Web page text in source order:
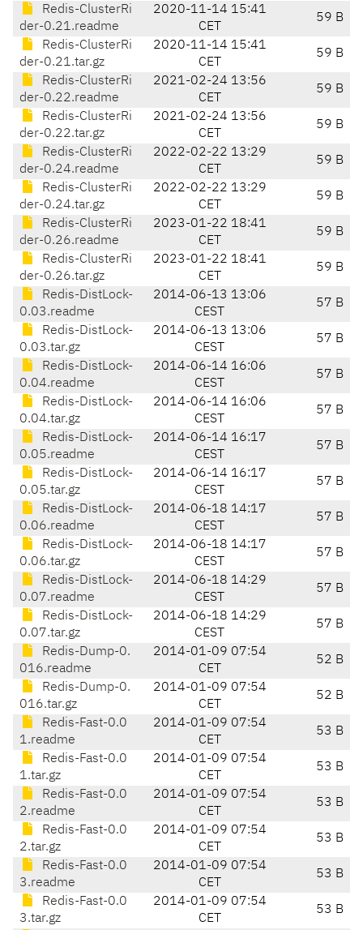
Redis-ClusterRi
der-0.21.readme
2020-11-14 15:41
CET
59 B
Redis-ClusterRi
der-0.21.tar.gz
2020-11-14 15:41
CET
59 B
Redis-ClusterRi
der-0.22.readme
2021-02-24 13:56
CET
59 B
Redis-ClusterRi
der-0.22.tar.gz
2021-02-24 13:56
CET
59 B
Redis-ClusterRi
der-0.24.readme
2022-02-22 13:29
CET
59 B
Redis-ClusterRi
der-0.24.tar.gz
2022-02-22 13:29
CET
59 B
Redis-ClusterRi
der-0.26.readme
2023-01-22 18:41
CET
59 B
Redis-ClusterRi
der-0.26.tar.gz
2023-01-22 18:41
CET
59 B
Redis-DistLock-
0.03.readme
2014-06-13 13:06
CEST
57 B
Redis-DistLock-
0.03.tar.gz
2014-06-13 13:06
CEST
57 B
Redis-DistLock-
0.04.readme
2014-06-14 16:06
CEST
57 B
Redis-DistLock-
0.04.tar.gz
2014-06-14 16:06
CEST
57 B
Redis-DistLock-
0.05.readme
2014-06-14 16:17
CEST
57 B
Redis-DistLock-
0.05.tar.gz
2014-06-14 16:17
CEST
57 B
Redis-DistLock-
0.06.readme
2014-06-18 14:17
CEST
57 B
Redis-DistLock-
0.06.tar.gz
2014-06-18 14:17
CEST
57 B
Redis-DistLock-
0.07.readme
2014-06-18 14:29
CEST
57 B
Redis-DistLock-
0.07.tar.gz
2014-06-18 14:29
CEST
57 B
Redis-Dump-0.
016.readme
2014-01-09 07:54
CET
52 B
Redis-Dump-0.
016.tar.gz
2014-01-09 07:54
CET
52 B
Redis-Fast-0.0
1.readme
2014-01-09 07:54
CET
53 B
Redis-Fast-0.0
1.tar.gz
2014-01-09 07:54
CET
53 B
Redis-Fast-0.0
2.readme
2014-01-09 07:54
CET
53 B
Redis-Fast-0.0
2.tar.gz
2014-01-09 07:54
CET
53 B
Redis-Fast-0.0
3.readme
2014-01-09 07:54
CET
53 B
Redis-Fast-0.0
3.tar.gz
2014-01-09 07:54
CET
53 B